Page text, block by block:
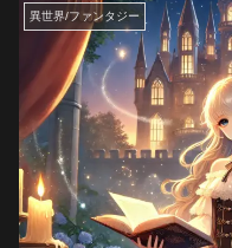
異世界/ファンタジー